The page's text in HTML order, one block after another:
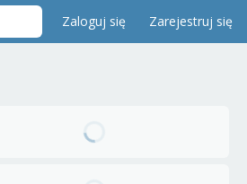
Zaloguj się Zarejestruj się